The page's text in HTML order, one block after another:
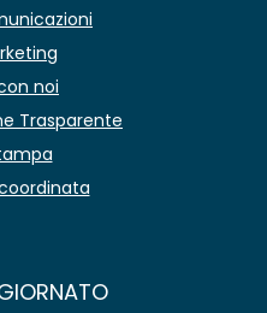
noi
Trasparente